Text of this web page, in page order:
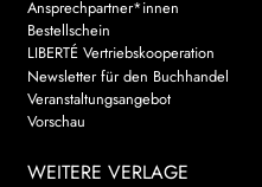
Ansprechpartner*innen
Bestellschein
LIBERTÉ Vertriebskooperation
Newsletter für den Buchhandel
Veranstaltungsangebot
Vorschau
WEITERE VERLAGE